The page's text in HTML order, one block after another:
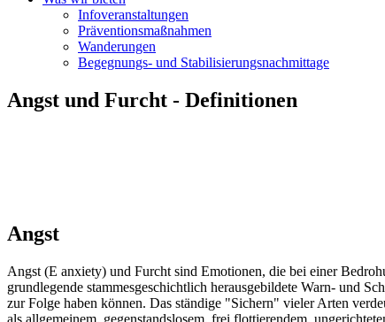
Infoveranstaltungen
Präventionsmaßnahmen
Wanderungen
Begegnungs- und Stabilisierungsnachmittage
Angst und Furcht - Definitionen
Angst
Angst (E anxiety) und Furcht sind Emotionen, die bei einer
grundlegende stammesgeschichtlich herausgebildete Warn- und
zur Folge haben können. Das ständige "Sichern" vieler Arten
als allgemeinem, gegenstandslosem, frei flottierendem,